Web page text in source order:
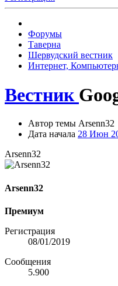
Форумы
Таверна
Шервудский вестник
Интернет,
Вестник
Автор темы Arsenn32
Дата начала 28 Июн
Arsenn32
Arsenn32
Премиум
Регистрация
08/01/2019
Сообщения
5.900